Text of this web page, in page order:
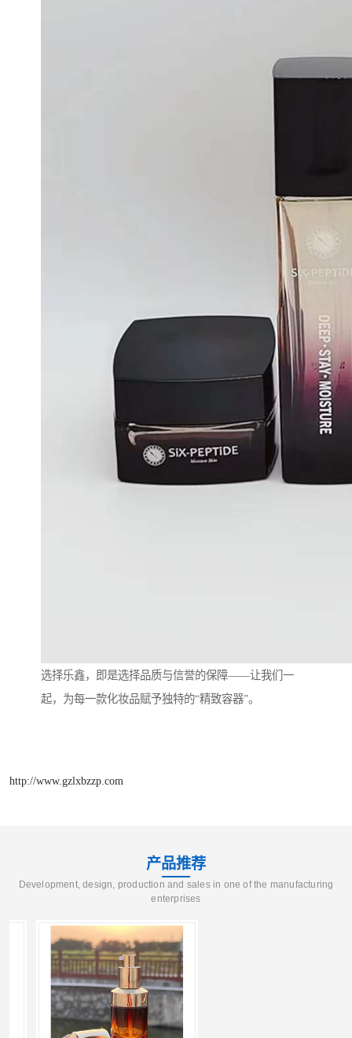
选择乐鑫，即是选择品质与信誉的保障——让我们一
起，为每一款化妆品赋予独特的“精致容器”。
http://www.gzlxbzzp.com
产品推荐
Development, design, production and sales in one of the manufacturing
enterprises